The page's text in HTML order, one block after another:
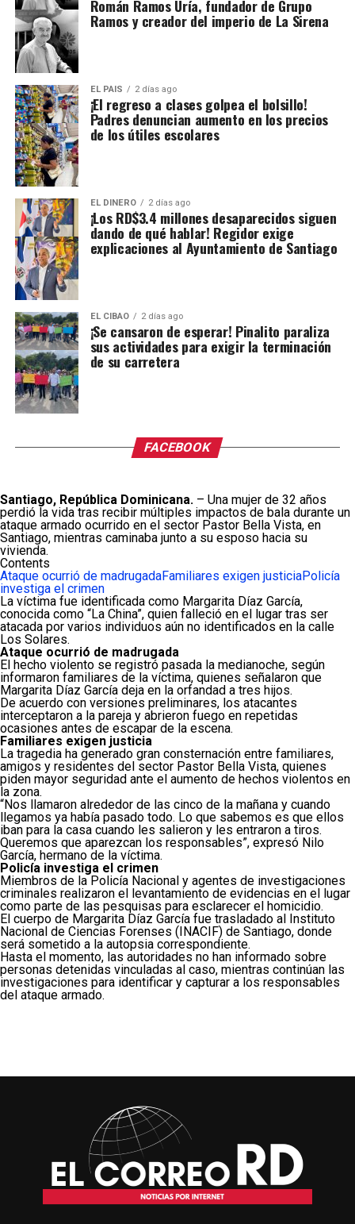
Román Ramos Uría, fundador de Grupo
Ramos y creador del imperio de La Sirena
EL PAIS 2 días ago
¡El regreso a clases golpea el bolsillo!
Padres denuncian aumento en los precios
de los útiles escolares
EL DINERO 2 días ago
¡Los RD$3.4 millones desaparecidos siguen
dando de qué hablar! Regidor exige
explicaciones al Ayuntamiento de Santiago
EL CIBAO 2 días ago
¡Se cansaron de esperar! Pinalito paraliza
sus actividades para exigir la terminación
de su carretera
FACEBOOK
Santiago, República Dominicana. – Una mujer de 32 años
perdió la vida tras recibir múltiples impactos de bala durante un
ataque armado ocurrido en el sector Pastor Bella Vista, en
Santiago, mientras caminaba junto a su esposo hacia su
vivienda.
Contents
Ataque ocurrió de madrugadaFamiliares exigen justiciaPolicía
investiga el crimen
La víctima fue identificada como Margarita Díaz García,
conocida como “La China”, quien falleció en el lugar tras ser
atacada por varios individuos aún no identificados en la calle
Los Solares.
Ataque ocurrió de madrugada
El hecho violento se registró pasada la medianoche, según
informaron familiares de la víctima, quienes señalaron que
Margarita Díaz García deja en la orfandad a tres hijos.
De acuerdo con versiones preliminares, los atacantes
interceptaron a la pareja y abrieron fuego en repetidas
ocasiones antes de escapar de la escena.
Familiares exigen justicia
La tragedia ha generado gran consternación entre familiares,
amigos y residentes del sector Pastor Bella Vista, quienes
piden mayor seguridad ante el aumento de hechos violentos en
la zona.
“Nos llamaron alrededor de las cinco de la mañana y cuando
llegamos ya había pasado todo. Lo que sabemos es que ellos
iban para la casa cuando les salieron y les entraron a tiros.
Queremos que aparezcan los responsables”, expresó Nilo
García, hermano de la víctima.
Policía investiga el crimen
Miembros de la Policía Nacional y agentes de investigaciones
criminales realizaron el levantamiento de evidencias en el lugar
como parte de las pesquisas para esclarecer el homicidio.
El cuerpo de Margarita Díaz García fue trasladado al Instituto
Nacional de Ciencias Forenses (INACIF) de Santiago, donde
será sometido a la autopsia correspondiente.
Hasta el momento, las autoridades no han informado sobre
personas detenidas vinculadas al caso, mientras continúan las
investigaciones para identificar y capturar a los responsables
del ataque armado.